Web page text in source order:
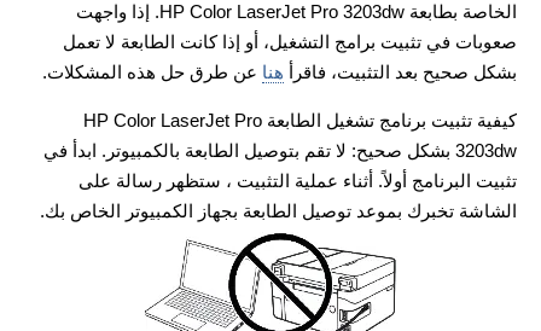
الخاصة بطابعة HP Color LaserJet Pro 3203dw. إذا واجهت
صعوبات في تثبيت برامج التشغيل، أو إذا كانت الطابعة لا تعمل
بشكل صحيح بعد التثبيت، فاقرأ هنا عن طرق حل هذه المشكلات.
كيفية تثبيت برنامج تشغيل الطابعة HP Color LaserJet Pro
3203dw بشكل صحيح: لا تقم بتوصيل الطابعة بالكمبيوتر. ابدأ في
تثبيت البرنامج أولاً. أثناء عملية التثبيت ، ستظهر رسالة على
الشاشة تخبرك بموعد توصيل الطابعة بجهاز الكمبيوتر الخاص بك.